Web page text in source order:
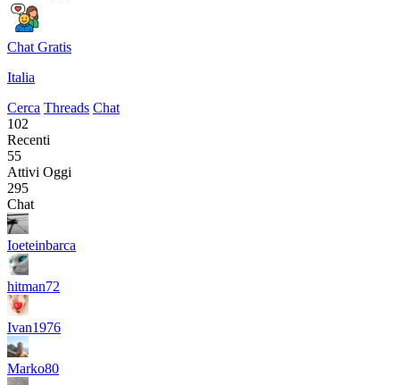
Chat Gratis
Italia
Cerca Threads Chat
102
Recenti
55
Attivi Oggi
295
Chat
Ioeteinbarca
hitman72
Ivan1976
Marko80